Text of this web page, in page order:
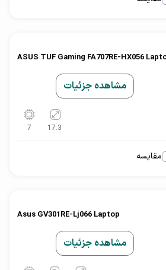
17.3
7
ASUS TUF Gaming FA707RE-HX056
مشاهده جزئیات
مقایسه
Asus GV301RE-Lj066 Laptop
مشاهده جزئیات